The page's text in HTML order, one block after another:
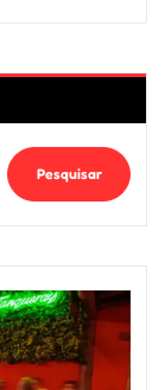
Pesquisar